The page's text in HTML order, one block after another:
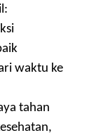
waktu ke
tahan